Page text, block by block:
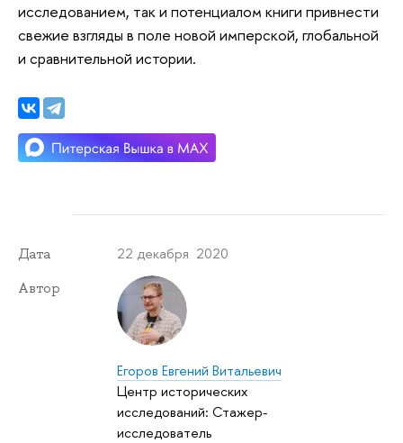
исследованием, так и потенциалом книги привнести
свежие взгляды в поле новой имперской, глобальной
и сравнительной истории.
Дата 22 декабря 2020
Автор
Егоров Евгений Витальевич
Центр исторических
исследований: Стажер-
исследователь